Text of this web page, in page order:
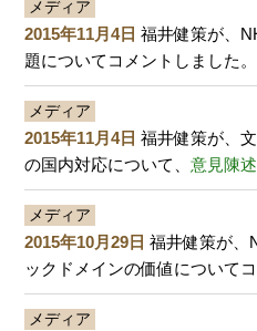
メディア
2015年11月4日 福井健策が、
題についてコメントしました。
メディア
2015年11月4日 福井健策が、
の国内対応について、意見陳述
メディア
2015年10月29日 福井健策が、
ックドメインの価値について
メディア